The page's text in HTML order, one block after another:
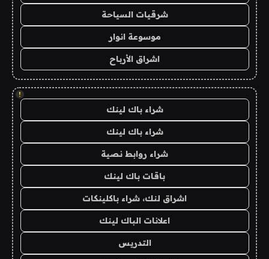
شرقيات السياحة
موسوعة انوار
اشراق الأرباح
!
شراء باك لينك
شراء باك لينك
شراء روابط نصية
باقات باك لينك
اشراق لنك، شراء باكلينكات
اعلانات الباك لينك
التدريس